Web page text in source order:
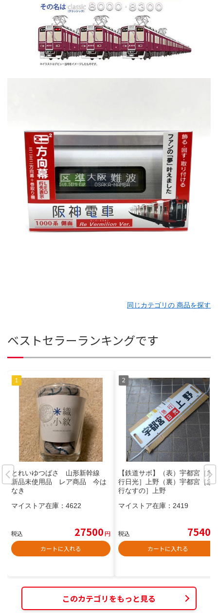
同じカテゴリの 商品を探す
ベストセラーランキングです
とれいゆつばさ 山形新幹線
新品未使用品 レア商品 今は
なき
マイストア在庫： 4622
税込 27500円
カートに入れる
【鉄道サボ】（表）宇都宮［急
行日光］上野（裏）宇都宮［急
行なすの］上野
マイストア在庫： 2419
税込 7540
カートに入れる
このカテゴリをもっと見る